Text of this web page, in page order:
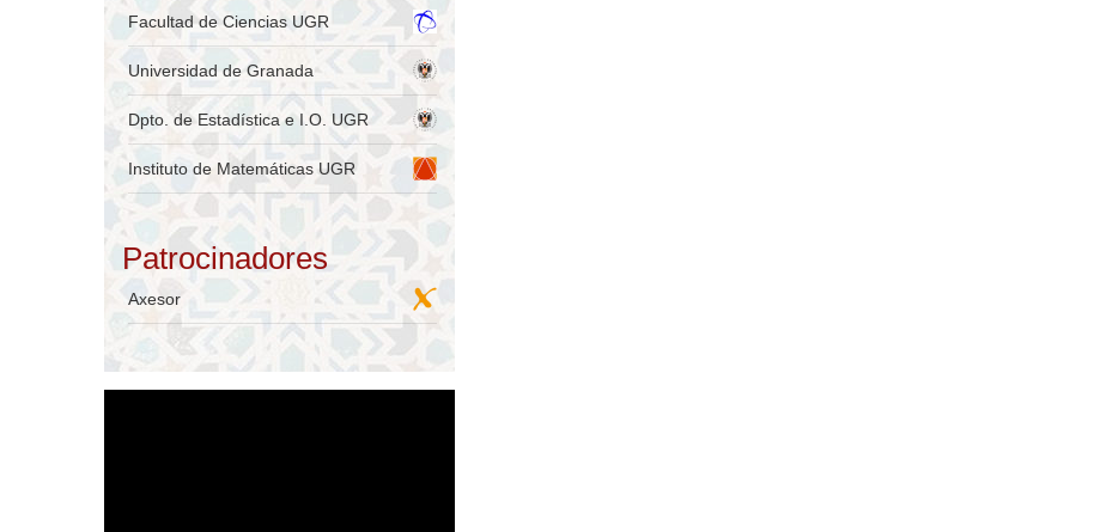
Facultad de Ciencias UGR
Universidad de Granada
Dpto. de Estadística e I.O. UGR
Instituto de Matemáticas UGR
Patrocinadores
Axesor